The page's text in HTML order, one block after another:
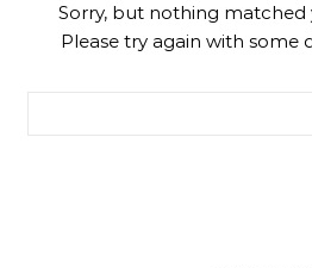
Sorry, but nothing matched
Please try again with some